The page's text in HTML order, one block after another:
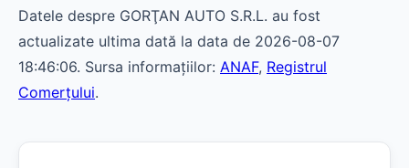
Datele despre GORŢAN AUTO S.R.L. au fost
actualizate ultima dată la data de 2026-08-07
18:46:06. Sursa informațiilor: ANAF, Registrul
Comerțului.